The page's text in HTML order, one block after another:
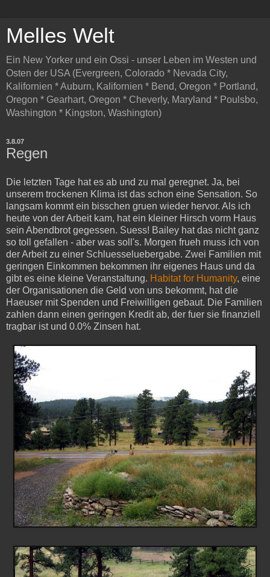
Melles Welt
Ein New Yorker und ein Ossi - unser Leben im Westen und
Osten der USA (Evergreen, Colorado * Nevada City,
Kalifornien * Auburn, Kalifornien * Bend, Oregon * Portland,
Oregon * Gearhart, Oregon * Cheverly, Maryland * Poulsbo,
Washington * Kingston, Washington)
3.8.07
Regen
Die letzten Tage hat es ab und zu mal geregnet. Ja, bei
unserem trockenen Klima ist das schon eine Sensation. So
langsam kommt ein bisschen gruen wieder hervor. Als ich
heute von der Arbeit kam, hat ein kleiner Hirsch vorm Haus
sein Abendbrot gegessen. Suess! Bailey hat das nicht ganz
so toll gefallen - aber was soll's. Morgen frueh muss ich von
der Arbeit zu einer Schluesseluebergabe. Zwei Familien mit
geringen Einkommen bekommen ihr eigenes Haus und da
gibt es eine kleine Veranstaltung. Habitat for Humanity, eine
der Organisationen die Geld von uns bekommt, hat die
Haeuser mit Spenden und Freiwilligen gebaut. Die Familien
zahlen dann einen geringen Kredit ab, der fuer sie finanziell
tragbar ist und 0.0% Zinsen hat.